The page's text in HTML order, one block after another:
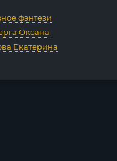
фэнтези
Оксана
Екатерина